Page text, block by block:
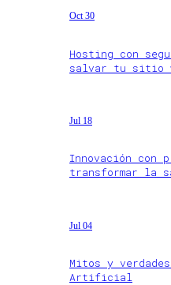
Oct 30
Hosting con
salvar tu sitio
Jul 18
Innovación con
transformar la
Jul 04
Mitos y
Artificial